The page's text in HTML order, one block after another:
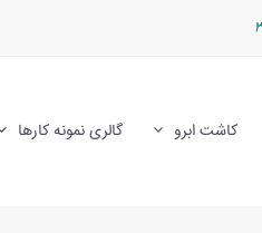
کاشت ابرو گالری نمونه کارها